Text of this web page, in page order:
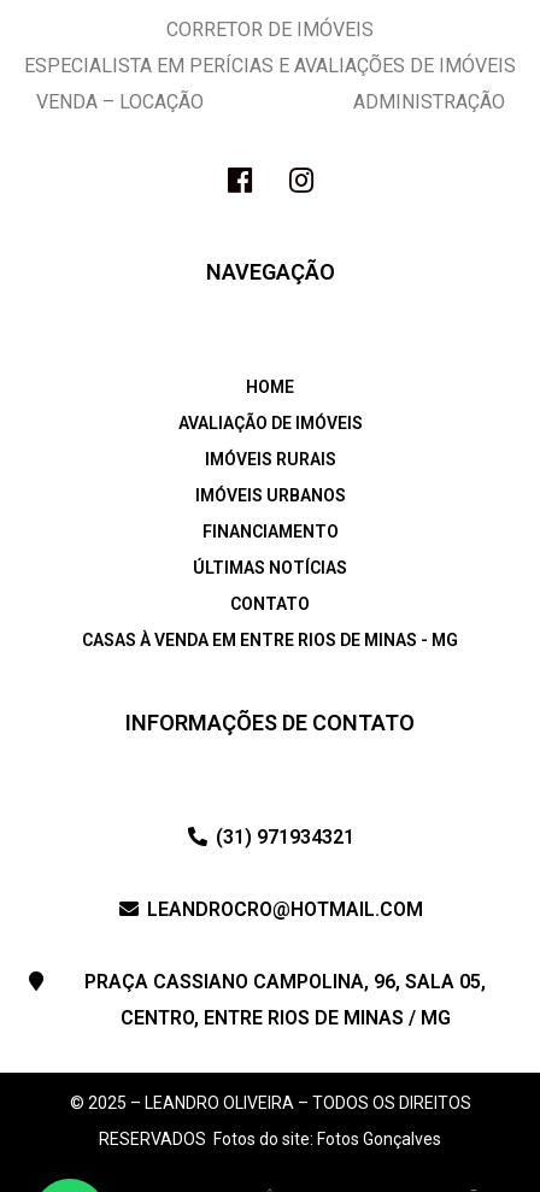
CORRETOR DE IMÓVEIS
ESPECIALISTA EM PERÍCIAS E AVALIAÇÕES DE IMÓVEIS
VENDA – LOCAÇÃO ADMINISTRAÇÃO
NAVEGAÇÃO
HOME
AVALIAÇÃO DE IMÓVEIS
IMÓVEIS RURAIS
IMÓVEIS URBANOS
FINANCIAMENTO
ÚLTIMAS NOTÍCIAS
CONTATO
CASAS À VENDA EM ENTRE RIOS DE MINAS - MG
INFORMAÇÕES DE CONTATO
(31) 971934321
LEANDROCRO@HOTMAIL.COM
PRAÇA CASSIANO CAMPOLINA, 96, SALA 05,
CENTRO, ENTRE RIOS DE MINAS / MG
© 2025 – LEANDRO OLIVEIRA – TODOS OS DIREITOS
RESERVADOS Fotos do site: Fotos Gonçalves